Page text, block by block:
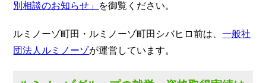
別相談のお知らせ」 を御覧ください。
ルミノーゾ町田・ルミノーゾ町田シバヒロ前は、一般社
団法人ルミノーゾが運営しています。